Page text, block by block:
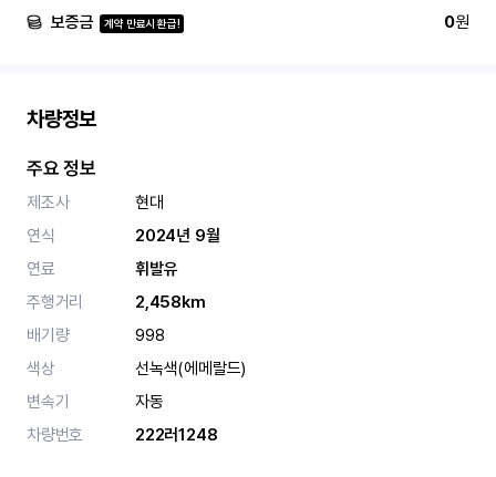
보증금 계약 만료시 환급! 0원
차량정보
주요 정보
제조사
현대
연식
2024년 9월
연료
휘발유
주행거리
2,458km
배기량
998
색상
선녹색(에메랄드)
변속기
자동
차량번호
222러1248